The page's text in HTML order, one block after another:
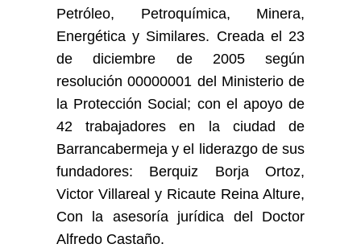
Petróleo, Petroquímica, Minera,
Energética y Similares. Creada el 23
de diciembre de 2005 según
resolución 00000001 del Ministerio de
la Protección Social; con el apoyo de
42 trabajadores en la ciudad de
Barrancabermeja y el liderazgo de sus
fundadores: Berquiz Borja Ortoz,
Victor Villareal y Ricaute Reina Alture,
Con la asesoría jurídica del Doctor
Alfredo Castaño.